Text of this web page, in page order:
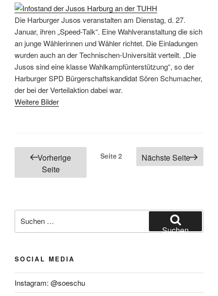
Die Harburger Jusos veranstalten am Dienstag, d. 27.
Januar, ihren „Speed-Talk“. Eine Wahlveranstaltung die sich
an junge Wählerinnen und Wähler richtet. Die Einladungen
wurden auch an der Technischen-Universität verteilt. „Die
Jusos sind eine klasse Wahlkampfünterstützung“, so der
Harburger SPD Bürgerschaftskandidat Sören Schumacher,
der bei der Verteilaktion dabei war.
Weitere Bilder
Seitennummerierung
Beiträge
Vorherige
Seite
Seite2 Nächste Seite
nach:
Suchen
SOCIAL MEDIA
Instagram: @soeschu